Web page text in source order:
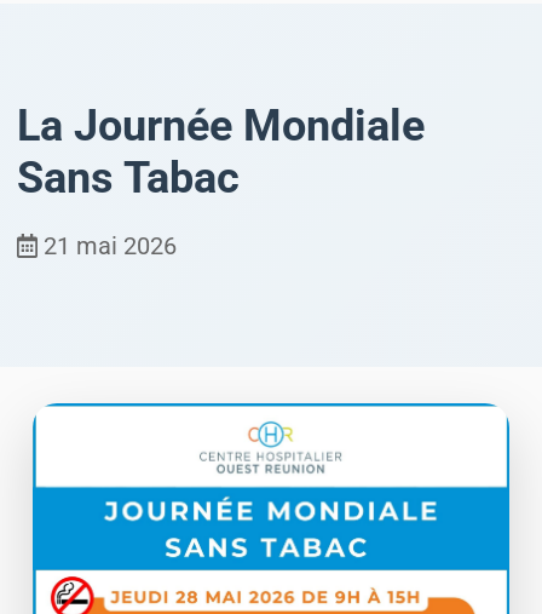
La Journée Mondiale
Sans Tabac
21 mai 2026